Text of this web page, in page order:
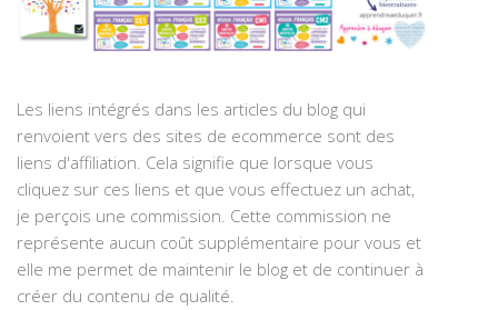
Les liens intégrés dans les articles du blog qui
renvoient vers des sites de ecommerce sont des
liens d'affiliation. Cela signifie que lorsque vous
cliquez sur ces liens et que vous effectuez un achat,
je perçois une commission. Cette commission ne
représente aucun coût supplémentaire pour vous et
elle me permet de maintenir le blog et de continuer à
créer du contenu de qualité.